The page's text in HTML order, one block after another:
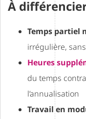
À
Temps partiel
irrégulière,
Heures
du temps
l’annualisation
Travail en